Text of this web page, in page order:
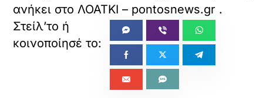
ανήκει στο ΛΟΑΤΚΙ – pontosnews.gr .